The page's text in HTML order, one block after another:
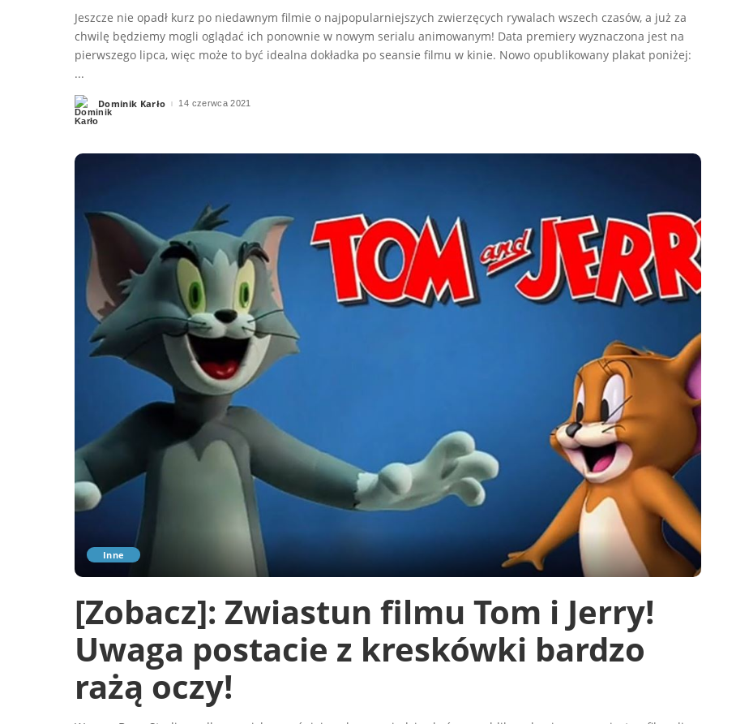
Jeszcze nie opadł kurz po niedawnym filmie o najpopularniejszych zwierzęcych rywalach wszech czasów, a już za
chwilę będziemy mogli oglądać ich ponownie w nowym serialu animowanym! Data premiery wyznaczona jest na
pierwszego lipca, więc może to być idealna dokładka po seansie filmu w kinie. Nowo opublikowany plakat poniżej:
...
Posted
by
Dominik Karło 14 czerwca 2021
Inne
[Zobacz]: Zwiastun filmu Tom i Jerry!
Uwaga postacie z kreskówki bardzo
rażą oczy!